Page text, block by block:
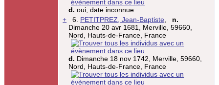
d. oui, date inconnue
+ 6. PETITPREZ, Jean-Baptiste
n.
Dimanche 20 avr 1681, Merville, 59660,
Nord, Hauts-de-France, France
d. Dimanche 18 nov 1742, Merville, 59660,
Nord, Hauts-de-France, France